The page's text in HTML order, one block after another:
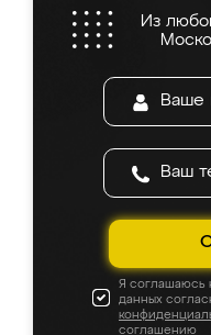
Из
Я соглашаюсь
данных
соглашению